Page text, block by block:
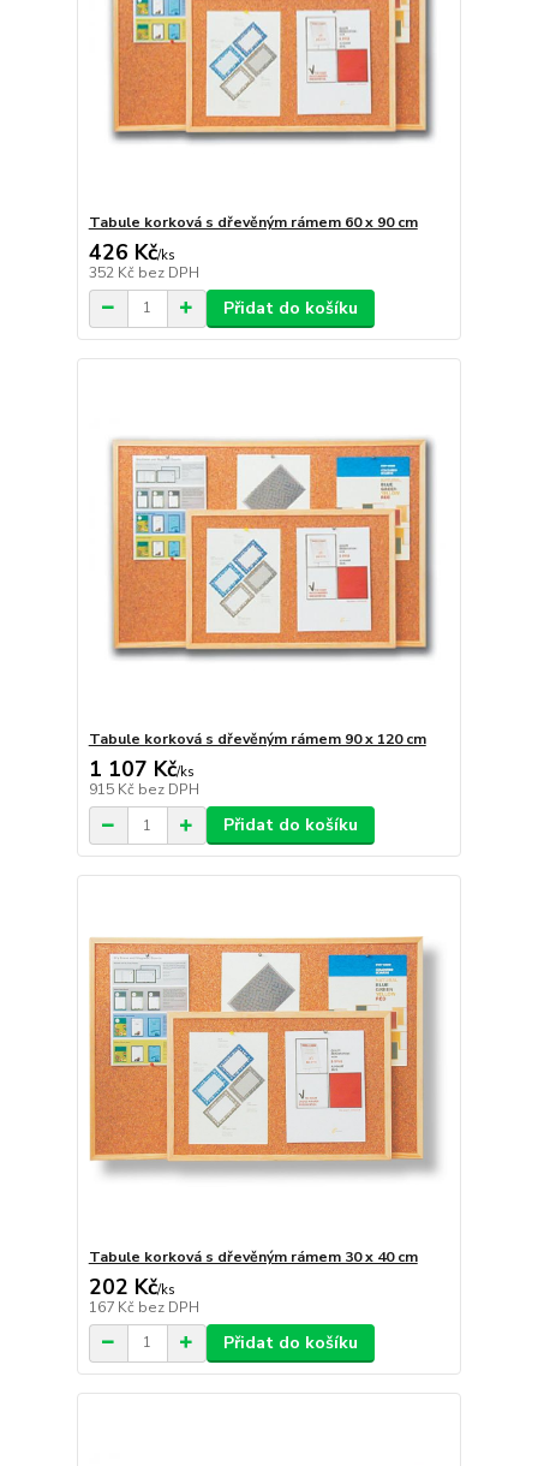
Tabule korková s dřevěným rámem 60 x 90 cm
426 Kč/ks
352 Kč bez DPH
Přidat do košíku
Tabule korková s dřevěným rámem 90 x 120 cm
1 107 Kč/ks
915 Kč bez DPH
Přidat do košíku
Tabule korková s dřevěným rámem 30 x 40 cm
202 Kč/ks
167 Kč bez DPH
Přidat do košíku